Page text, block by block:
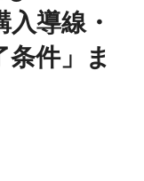
導線・
件」ま